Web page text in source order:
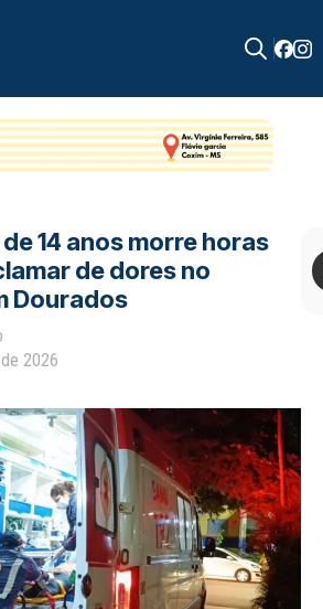
for:
14 anos morre horas
de dores no
Dourados
2026